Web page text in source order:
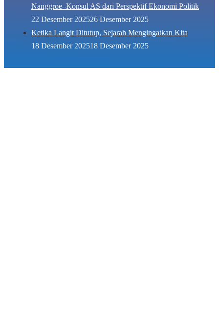
Nanggroe–Konsul AS dari Perspektif Ekonomi Politik
22 Desember 202526 Desember 2025
Ketika Langit Ditutup, Sejarah Mengingatkan Kita
18 Desember 202518 Desember 2025